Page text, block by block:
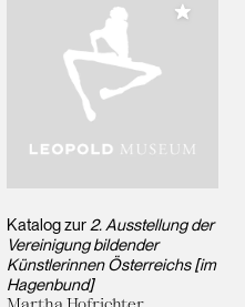
hinzufügen
Katalog zur2. Ausstellung der
Vereinigung bildender
Künstlerinnen Österreichs [im
Hagenbund]
Meiner